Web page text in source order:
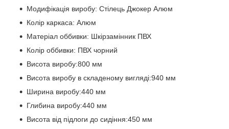
Модифікація виробу: Стілець Джокер Алюм
Колір каркаса: Алюм
Матеріал оббивки: Шкірзамінник ПВХ
Колір оббивки: ПВХ чорний
Висота виробу:800 мм
Висота виробу в складеному вигляді:940 мм
Ширина виробу:440 мм
Глибина виробу:440 мм
Висота від підлоги до сидіння:450 мм